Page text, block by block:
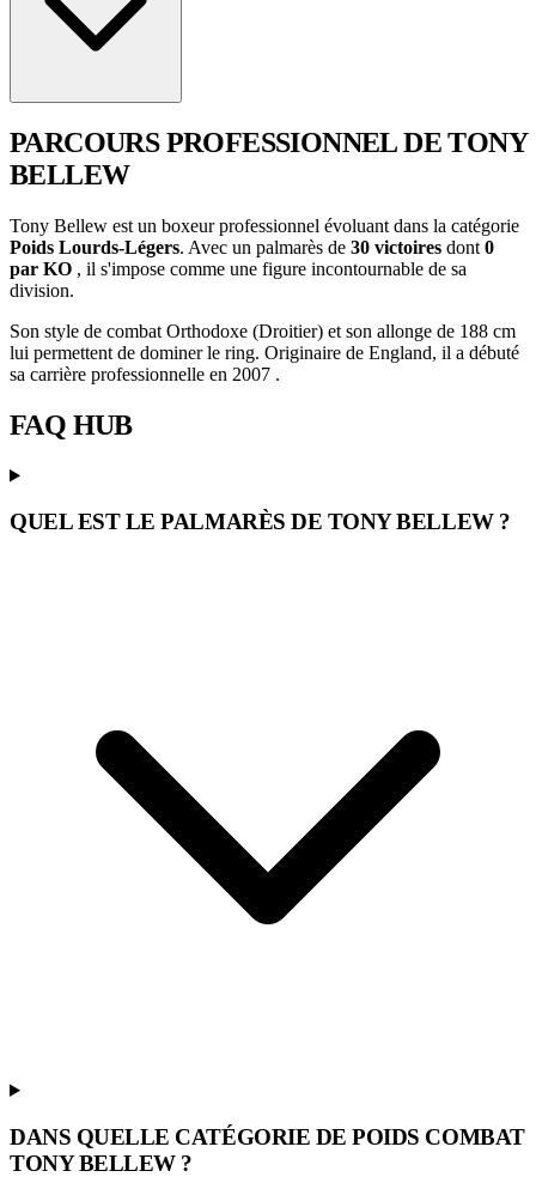
PARCOURS PROFESSIONNELDE TONY
BELLEW
Tony Bellew est un boxeur professionnel évoluant dans la catégorie
Poids Lourds-Légers. Avec un palmarès de 30 victoires dont 0
par KO , il s'impose comme une figure incontournable de sa
division.
Son style de combat Orthodoxe (Droitier) et son allonge de 188 cm
lui permettent de dominer le ring. Originaire de England, il a débuté
sa carrière professionnelle en 2007 .
FAQ HUB
QUEL EST LE PALMARÈS DE TONY BELLEW ?
DANS QUELLE CATÉGORIE DE POIDS COMBAT
TONY BELLEW ?